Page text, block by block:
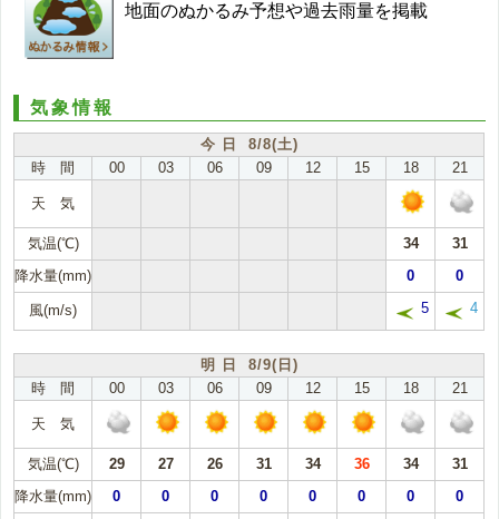
地面のぬかるみ予想や過去雨量を掲載
気象情報
今 日 8/8(土)
時 間
00 03 06 09 12 15 18 21
天 気
気温(℃) 34
31
降水量(mm)
0 0
風(m/s) 5 4
明 日 8/9(日)
時 間
00 03 06 09 12 15 18 21
天 気
気温(℃) 29 27 26 31 34 36 34
31
降水量(mm)
0 0 0 0 0 0 0 0